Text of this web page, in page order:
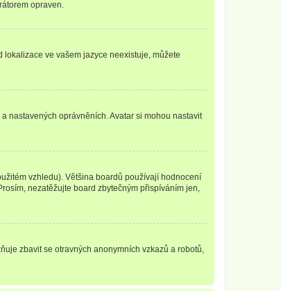
opraven.
ve vašem jazyce neexistuje, můžete
nastavených oprávněních. Avatar si mohou nastavit
vzhledu). Většina boardů používají hodnocení
nezatěžujte board zbytečným přispíváním jen,
zbavit se otravných anonymních vzkazů a robotů,